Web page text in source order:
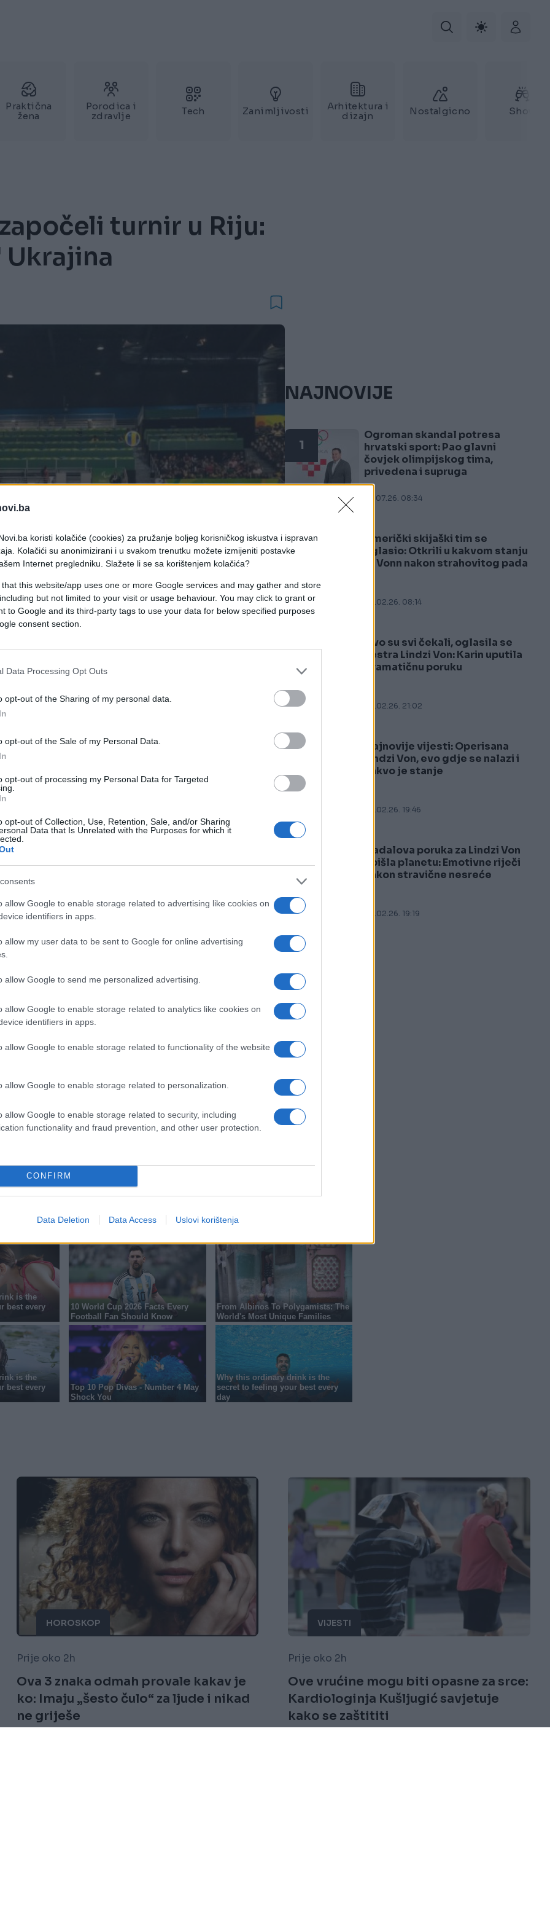
koristi kolačiće (cookies) za pružanje boljeg korisničkog iskustva i ispravan
Kolačići su anonimizirani i u svakom trenutku možete izmijeniti postavke
Internet pregledniku. Slažete li se sa korištenjem kolačića?
that this website/app uses one or more Google services and may gather and store
but not limited to your visit or usage behaviour. You may click to grant or
to Google and its third-party tags to use your data for below specified purposes
consent section.
Data Processing Opt Outs
opt-out of the Sharing of my personal data.
opt-out of the Sale of my Personal Data.
opt-out of processing my Personal Data for Targeted
opt-out of Collection, Use, Retention, Sale, and/or Sharing
Data that Is Unrelated with the Purposes for which it
allow Google to enable storage related to advertising like cookies on
identifiers in apps.
allow my user data to be sent to Google for online advertising
allow Google to send me personalized advertising.
allow Google to enable storage related to analytics like cookies on
identifiers in apps.
allow Google to enable storage related to functionality of the website
allow Google to enable storage related to personalization.
allow Google to enable storage related to security, including
functionality and fraud prevention, and other user protection.
CONFIRM
Data Deletion Data Access Uslovi korištenja
Praktična
žena
Porodica i
zdravlje
Tech Zanimljivosti
Arhitektura i
dizajn
Nostalgicno Show
turnir u Riju:
Ukrajina
turnir na Paraolimpijskim igrama u Rio de
s 3:0.
je otvorila turnir na Paraolimpijskim igrama u
Ukrajinu s 3:0.
da je glavni favorit za zlato i na ovom
iz Londona 2012.
minuta igre i to rezultatom 25:12.
su pružili bolji otpor, dok smo treći
16 osvojenih poena i Safet Alibašić s 13.
a protivnik je stari znanac - Iran.
medalju, a u grupi B tu je još i Kina.
NAJNOVIJE
1
Ogroman skandal potresa
hrvatski sport: Pao glavni
čovjek olimpijskog tima,
privedena i supruga
23.07.26. 08:34
Američki skijaški tim se
oglasio: Otkrili u kakvom stanju
je Vonn nakon strahovitog pada
09.02.26. 08:14
3
Ovo su svi čekali, oglasila se
sestra Lindzi Von: Karin uputila
dramatičnu poruku
08.02.26. 21:02
Najnovije vijesti: Operisana
Lindzi Von, evo gdje se nalazi i
kakvo je stanje
08.02.26. 19:46
Nadalova poruka za Lindzi Von
obišla planetu: Emotivne riječi
nakon stravične nesreće
08.02.26. 19:19
HOROSKOP
Prije oko 2h
Ova 3 znaka odmah provale kakav je
ko: Imaju „šesto čulo“ za ljude i nikad
ne griješe
VIJESTI
Prije oko 2h
Ove vrućine mogu biti opasne za srce:
Kardiologinja Kušljugić savjetuje
kako se zaštititi